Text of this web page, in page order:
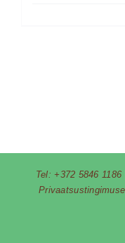
Tel: +372 5846 1186